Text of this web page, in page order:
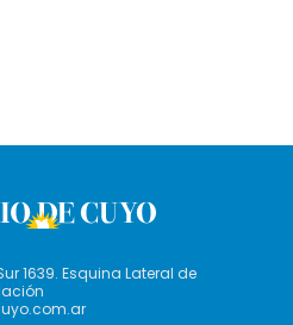
1639. Esquina Lateral de